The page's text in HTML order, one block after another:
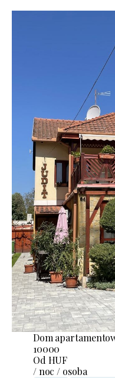
Dom
10000
Od HUF
/ noc / osoba